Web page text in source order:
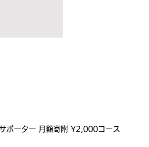
ポーター 月額寄附 ¥2,000コース